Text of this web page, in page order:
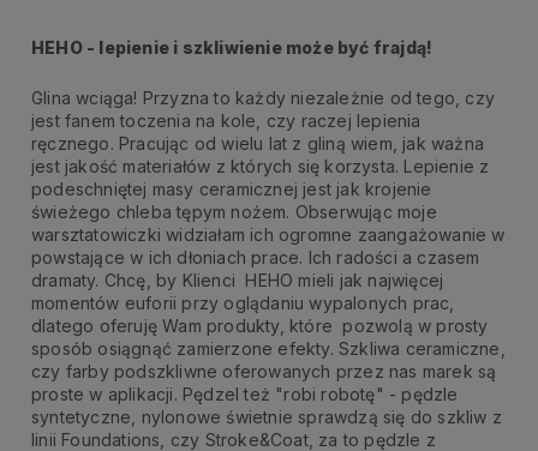
HEHO - lepienie i szkliwienie może być frajdą!
Glina wciąga! Przyzna to każdy niezależnie od tego, czy
jest fanem toczenia na kole, czy raczej lepienia
ręcznego. Pracując od wielu lat z gliną wiem, jak ważna
jest jakość materiałów z których się korzysta. Lepienie z
podeschniętej masy ceramicznej jest jak krojenie
świeżego chleba tępym nożem. Obserwując moje
warsztatowiczki widziałam ich ogromne zaangażowanie w
powstające w ich dłoniach prace. Ich radości a czasem
dramaty. Chcę, by Klienci HEHO mieli jak najwięcej
momentów euforii przy oglądaniu wypalonych prac,
dlatego oferuję Wam produkty, które pozwolą w prosty
sposób osiągnąć zamierzone efekty. Szkliwa ceramiczne,
czy farby podszkliwne oferowanych przez nas marek są
proste w aplikacji. Pędzel też "robi robotę" - pędzle
syntetyczne, nylonowe świetnie sprawdzą się do szkliw z
linii Foundations, czy Stroke&Coat, za to pędzle z